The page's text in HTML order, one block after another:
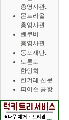
총영사관.
몬트리올
총영사관.
밴쿠버
총영사관.
동포재단.
토론토
한인회.
한겨레 신문.
피어슨 공항.